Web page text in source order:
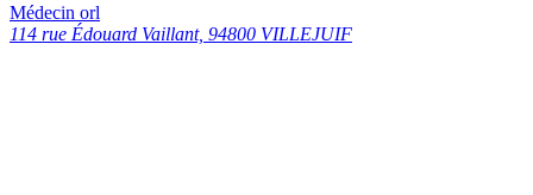
Médecin orl
114 rue Édouard Vaillant, 94800 VILLEJUIF